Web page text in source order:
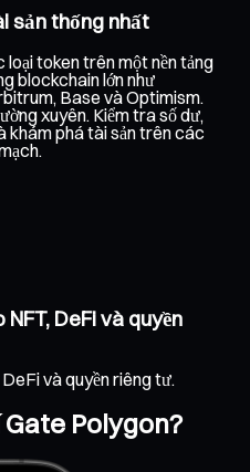
sản thống nhất
loại token trên một nền tảng
blockchain lớn như
Base và Optimism.
xuyên. Kiểm tra số dư,
khám phá tài sản trên các
DeFi và quyền
và quyền riêng tư.
Polygon?